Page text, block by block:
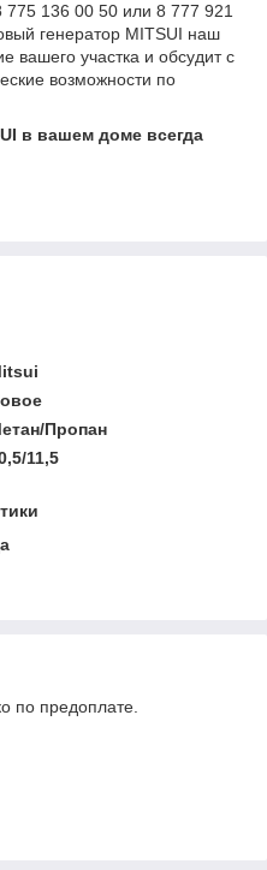
775 136 00 50 или 8 777 921
генератор MITSUI наш
вашего участка и обсудит с
возможности по
в вашем доме всегда
Пропан
11,5
по предоплате.